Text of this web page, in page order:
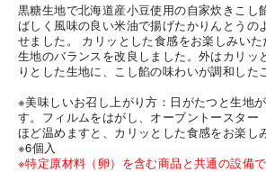
黒糖生地で北海道産小豆使用の自家炊きこし
ばしく風味の良い米油で揚げたかりんとうの
せました。 カリッとした食感をお楽しみい
生地のバランスを改良しました。外はカリッ
りとした生地に、こし餡の味わいが調和した
※美味しいお召し上がり方：日がたつと生地
す。フィルムをはがし、オーブントースター
ほど温めますと、カリッとした食感をお楽し
※6個入
※特定原材料（卵）を含む商品と共通の設備